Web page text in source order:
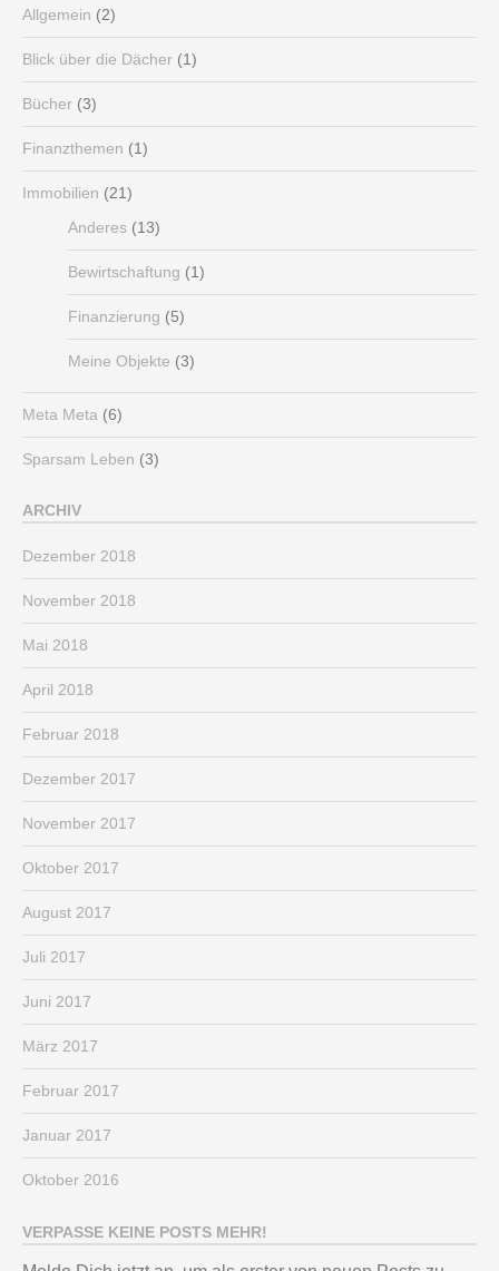
Allgemein (2)
Blick über die Dächer (1)
Bücher (3)
Finanzthemen (1)
Immobilien (21)
Anderes (13)
Bewirtschaftung (1)
Finanzierung (5)
Meine Objekte (3)
Meta Meta (6)
Sparsam Leben (3)
ARCHIV
Dezember 2018
November 2018
Mai 2018
April 2018
Februar 2018
Dezember 2017
November 2017
Oktober 2017
August 2017
Juli 2017
Juni 2017
März 2017
Februar 2017
Januar 2017
Oktober 2016
VERPASSE KEINE POSTS MEHR!